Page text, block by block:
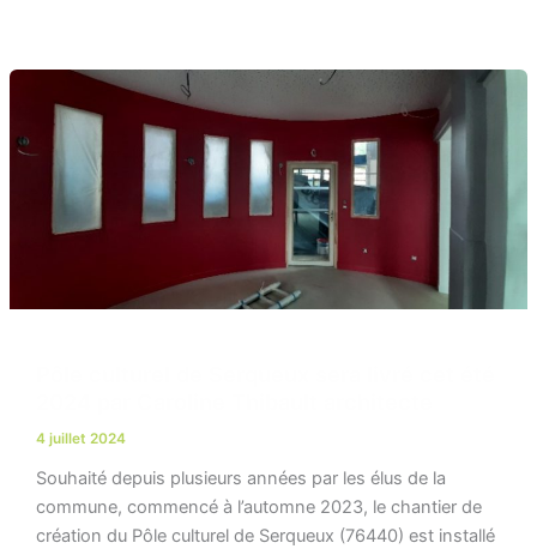
contenu
4 juillet 2024
Souhaité depuis plusieurs années par les élus de la
commune, commencé à l’automne 2023, le chantier de
création du Pôle culturel de Serqueux (76440) est installé